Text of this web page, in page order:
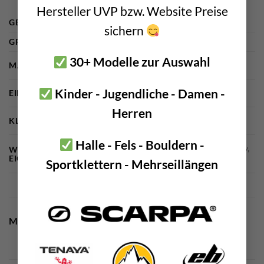
Hersteller UVP bzw. Website Preise
sichern
30+ Modelle zur Auswahl
Kinder - Jugendliche - Damen -
Herren
Halle - Fels - Bouldern -
Sportklettern - Mehrseillängen
GEWICHT
GRÖSSE
MARKE Edelrid
EINSATZGEBIETE Sportklettern
KLETTERDISZIPLIN Kletterhalle, Sportklettern
WEITERE
EIGENSCHAFTEN
bolting.eu Empfehlung, Made in Germany,
tolles Preis – Leistungsverhältnis
MODELL 2024